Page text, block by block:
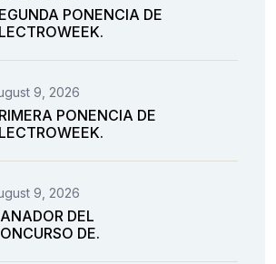
PONENCIA DE
9, 2026
PONENCIA DE
9, 2026
DEL
DE.